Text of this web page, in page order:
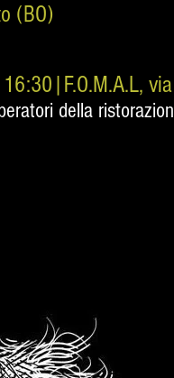
(BO)
via
della